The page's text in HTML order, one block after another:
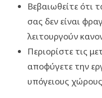
Βεβαιωθείτε ότι
σας δεν είναι
λειτουργούν
Περιορίστε τις
αποφύγετε την
υπόγειους